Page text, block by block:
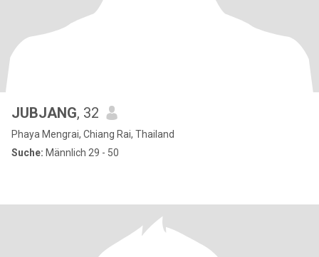
JUBJANG, 32
Phaya Mengrai, Chiang Rai, Thailand
Suche: Männlich 29 - 50